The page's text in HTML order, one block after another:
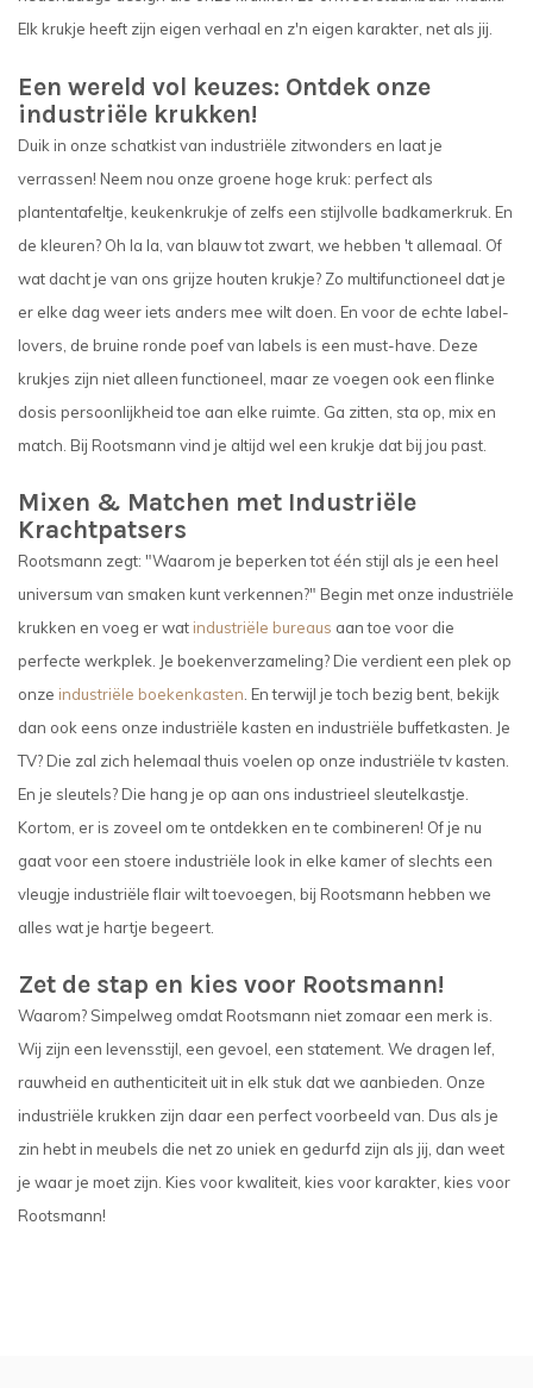
Elk krukje heeft zijn eigen verhaal en z'n eigen karakter, net als jij.
Een wereld vol keuzes: Ontdek onze
industriële krukken!
Duik in onze schatkist van industriële zitwonders en laat je
verrassen! Neem nou onze groene hoge kruk: perfect als
plantentafeltje, keukenkrukje of zelfs een stijlvolle badkamerkruk. En
de kleuren? Oh la la, van blauw tot zwart, we hebben 't allemaal. Of
wat dacht je van ons grijze houten krukje? Zo multifunctioneel dat je
er elke dag weer iets anders mee wilt doen. En voor de echte label-
lovers, de bruine ronde poef van labels is een must-have. Deze
krukjes zijn niet alleen functioneel, maar ze voegen ook een flinke
dosis persoonlijkheid toe aan elke ruimte. Ga zitten, sta op, mix en
match. Bij Rootsmann vind je altijd wel een krukje dat bij jou past.
Mixen & Matchen met Industriële
Krachtpatsers
Rootsmann zegt: "Waarom je beperken tot één stijl als je een heel
universum van smaken kunt verkennen?" Begin met onze industriële
krukken en voeg er wat industriële bureaus aan toe voor die
perfecte werkplek. Je boekenverzameling? Die verdient een plek op
onze industriële boekenkasten . En terwijl je toch bezig bent, bekijk
dan ook eens onze industriële kasten en industriële buffetkasten. Je
TV? Die zal zich helemaal thuis voelen op onze industriële tv kasten.
En je sleutels? Die hang je op aan ons industrieel sleutelkastje.
Kortom, er is zoveel om te ontdekken en te combineren! Of je nu
gaat voor een stoere industriële look in elke kamer of slechts een
vleugje industriële flair wilt toevoegen, bij Rootsmann hebben we
alles wat je hartje begeert.
Zet de stap en kies voor Rootsmann!
Waarom? Simpelweg omdat Rootsmann niet zomaar een merk is.
Wij zijn een levensstijl, een gevoel, een statement. We dragen lef,
rauwheid en authenticiteit uit in elk stuk dat we aanbieden. Onze
industriële krukken zijn daar een perfect voorbeeld van. Dus als je
zin hebt in meubels die net zo uniek en gedurfd zijn als jij, dan weet
je waar je moet zijn. Kies voor kwaliteit, kies voor karakter, kies voor
Rootsmann!